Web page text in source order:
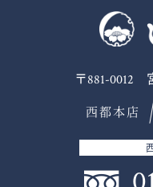
〒881-0012
西都本店